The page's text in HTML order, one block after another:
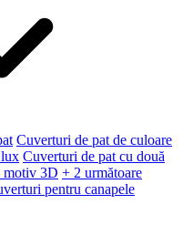
Cuverturi de pat de culoare
Cuverturi de pat cu două
motiv 3D + 2 următoare
pentru canapele